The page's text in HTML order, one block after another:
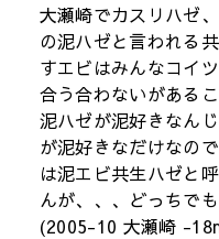
大瀬崎でカスリハゼ、
の泥ハゼと言われる
すエビはみんなコイ
合う合わないがある
泥ハゼが泥好きなん
が泥好きなだけなの
は泥エビ共生ハゼと
んが、、、どっちでも
(2005-10 大瀬崎 -